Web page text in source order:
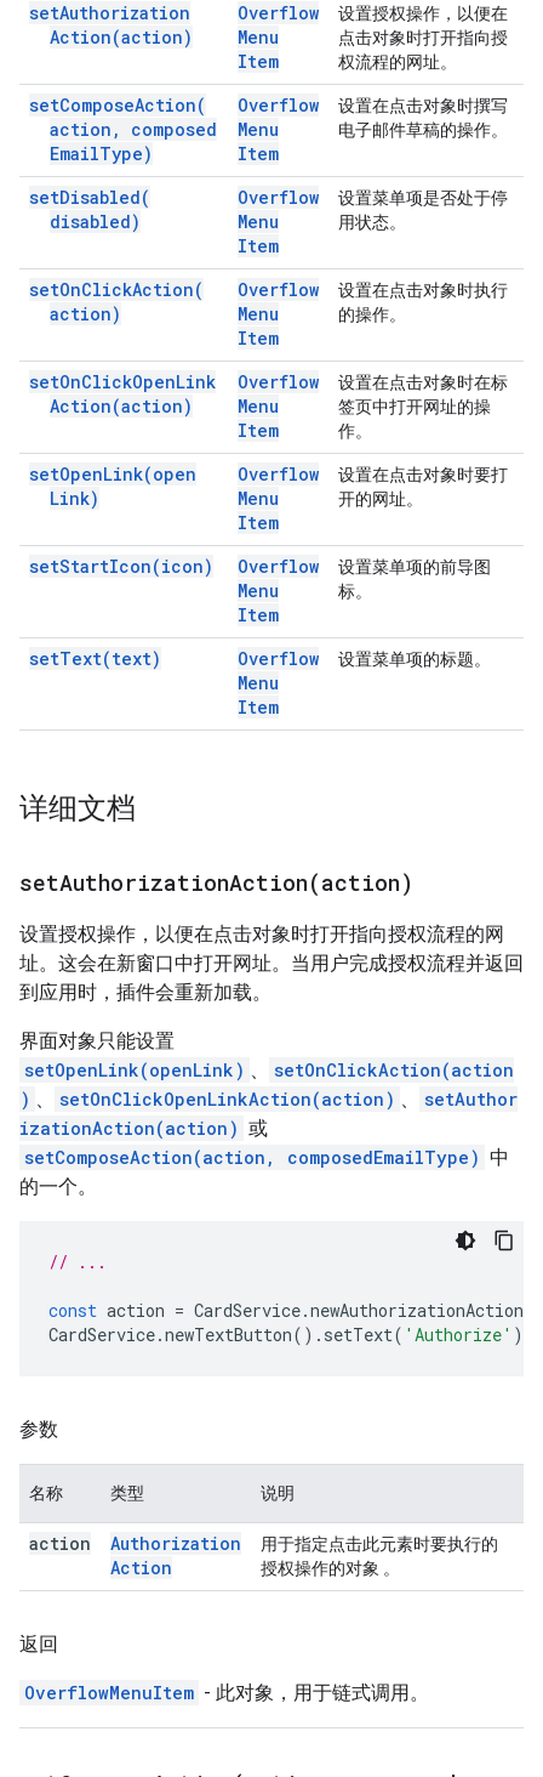
setAuthorization
Action(action)
Overflow
Menu
Item
设置授权操作，以便在
点击对象时打开指向授
权流程的网址。
setComposeAction(
action ,
composed
EmailType)
Overflow
Menu
Item
设置在点击对象时撰写
电子邮件草稿的操作。
setDisabled(
disabled)
Overflow
Menu
Item
设置菜单项是否处于停
用状态。
setOnClickAction(
action)
Overflow
Menu
Item
设置在点击对象时执行
的操作。
setOnClickOpenLink
Action(action)
Overflow
Menu
Item
设置在点击对象时在标
签页中打开网址的操
作。
setOpenLink(open
Link)
Overflow
Menu
Item
设置在点击对象时要打
开的网址。
setStartIcon(icon)
Overflow
Menu
Item
设置菜单项的前导图
标。
setText(text)
Overflow
Menu
Item
设置菜单项的标题。
详细文档
setAuthorizationAction(action)
设置授权操作，以便在点击对象时打开指向授权流程的网
址。这会在新窗口中打开网址。当用户完成授权流程并返回
到应用时，插件会重新加载。
界面对象只能设置
setOpenLink(openLink) 、
setOnClickAction(action
) 、 setOnClickOpenLinkAction(action) 、
setAuthor
izationAction(action) 或
setComposeAction(action, composedEmailType) 中
的一个。
// ...
const action = CardService.newAuthorizationAction
CardService.newTextButton(). setText( 'Authorize' ).
参数
名称 类型 说明
action
Authorization
Action
用于指定点击此元素时要执行的
授权操作的对象 。
返回
OverflowMenuItem - 此对象，用于链式调用。